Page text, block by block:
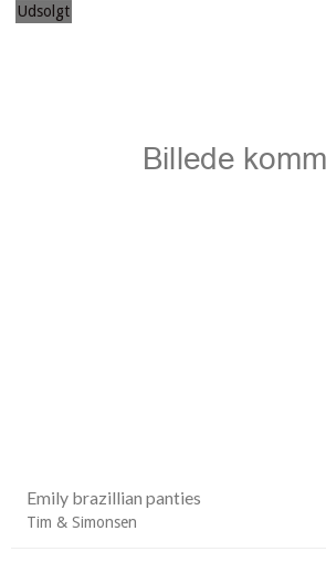
Udsolgt
Emily brazillian panties
Tim & Simonsen